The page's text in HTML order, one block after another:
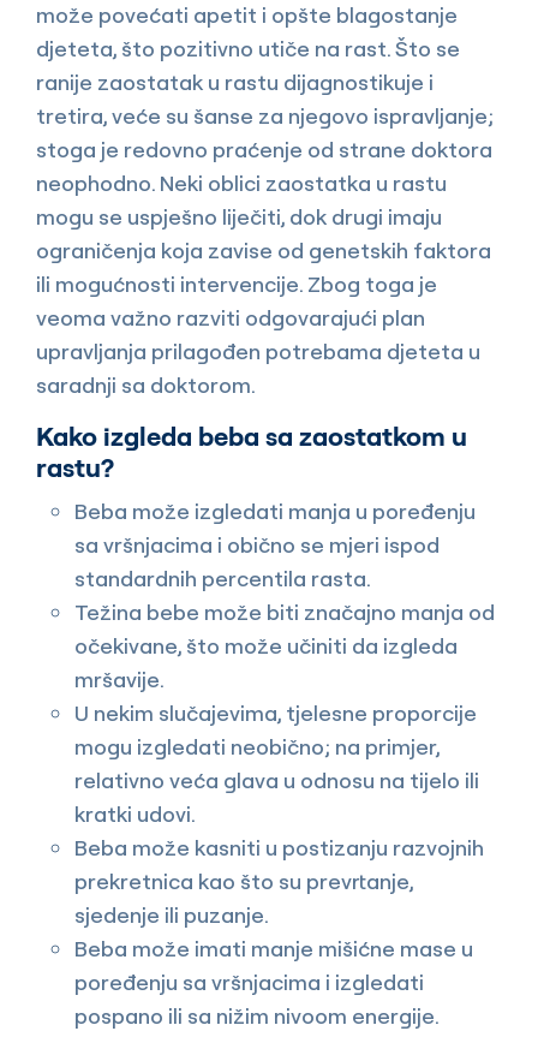
može povećati apetit i opšte blagostanje
djeteta, što pozitivno utiče na rast. Što se
ranije zaostatak u rastu dijagnostikuje i
tretira, veće su šanse za njegovo ispravljanje;
stoga je redovno praćenje od strane doktora
neophodno. Neki oblici zaostatka u rastu
mogu se uspješno liječiti, dok drugi imaju
ograničenja koja zavise od genetskih faktora
ili mogućnosti intervencije. Zbog toga je
veoma važno razviti odgovarajući plan
upravljanja prilagođen potrebama djeteta u
saradnji sa doktorom.
Kako izgleda beba sa zaostatkom u
rastu?
Beba može izgledati manja u poređenju
sa vršnjacima i obično se mjeri ispod
standardnih percentila rasta.
Težina bebe može biti značajno manja od
očekivane, što može učiniti da izgleda
mršavije.
U nekim slučajevima, tjelesne proporcije
mogu izgledati neobično; na primjer,
relativno veća glava u odnosu na tijelo ili
kratki udovi.
Beba može kasniti u postizanju razvojnih
prekretnica kao što su prevrtanje,
sjedenje ili puzanje.
Beba može imati manje mišićne mase u
poređenju sa vršnjacima i izgledati
pospano ili sa nižim nivoom energije.